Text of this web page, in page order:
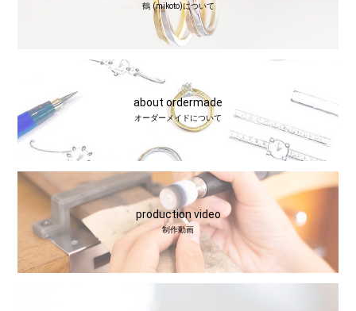
鶴 (mikoto)について
about ordermade
オーダーメイドについて
production video
制作動画